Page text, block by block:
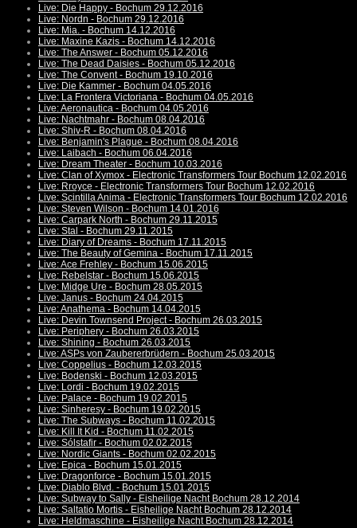
Live: Die Happy - Bochum 29.12.2016
Live: Nordn - Bochum 29.12.2016
Live: Mia. - Bochum 14.12.2016
Live: Maxine Kazis - Bochum 14.12.2016
Live: The Answer - Bochum 05.12.2016
Live: The Dead Daisies - Bochum 05.12.2016
Live: The Convent - Bochum 19.10.2016
Live: Die Kammer - Bochum 04.05.2016
Live: La Frontera Victoriana - Bochum 04.05.2016
Live: Aeronautica - Bochum 04.05.2016
Live: Nachtmahr - Bochum 08.04.2016
Live: Shiv-R - Bochum 08.04.2016
Live: Benjamin's Plague - Bochum 08.04.2016
Live: Laibach - Bochum 06.04.2016
Live: Dream Theater - Bochum 10.03.2016
Live: Clan of Xymox - Electronic Transformers Tour Bochum 12.02.2016
Live: Rroyce - Electronic Transformers Tour Bochum 12.02.2016
Live: Scintilla Anima - Electronic Transformers Tour Bochum 12.02.2016
Live: Steven Wilson - Bochum 14.01.2016
Live: Carpark North - Bochum 29.11.2015
Live: Stal - Bochum 29.11.2015
Live: Diary of Dreams - Bochum 17.11.2015
Live: The Beauty of Gemina - Bochum 17.11.2015
Live: Ace Frehley - Bochum 15.06.2015
Live: Rebelstar - Bochum 15.06.2015
Live: Midge Ure - Bochum 28.05.2015
Live: Janus - Bochum 24.04.2015
Live: Anathema - Bochum 14.04.2015
Live: Devin Townsend Project - Bochum 26.03.2015
Live: Periphery - Bochum 26.03.2015
Live: Shining - Bochum 26.03.2015
Live: ASPs von Zaubererbrüdern - Bochum 25.03.2015
Live: Coppelius - Bochum 12.03.2015
Live: Bodenski - Bochum 12.03.2015
Live: Lordi - Bochum 19.02.2015
Live: Palace - Bochum 19.02.2015
Live: Sinheresy - Bochum 19.02.2015
Live: The Subways - Bochum 11.02.2015
Live: Kill It Kid - Bochum 11.02.2015
Live: Sólstafir - Bochum 02.02.2015
Live: Nordic Giants - Bochum 02.02.2015
Live: Epica - Bochum 15.01.2015
Live: Dragonforce - Bochum 15.01.2015
Live: Diablo Blvd. - Bochum 15.01.2015
Live: Subway to Sally - Eisheilige Nacht Bochum 28.12.2014
Live: Saltatio Mortis - Eisheilige Nacht Bochum 28.12.2014
Live: Heldmaschine - Eisheilige Nacht Bochum 28.12.2014